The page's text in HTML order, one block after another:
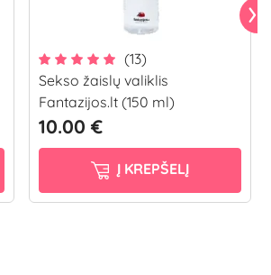
(13)
Sekso žaislų valiklis
Fantazijos.lt (150 ml)
10.00 €
Į KREPŠELĮ